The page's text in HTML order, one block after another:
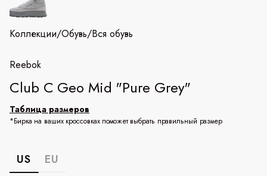
Коллекции/Обувь/Вся обувь
Reebok
Club C Geo Mid "Pure Grey"
Таблица размеров
*Бирка на ваших кроссовках поможет выбрать правильный размер
US EU